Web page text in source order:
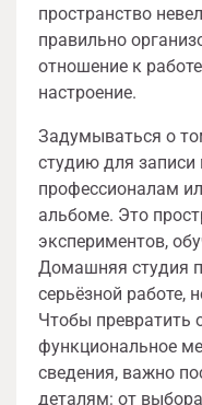
пространство
правильно
отношение к
настроение.
Задумываться о
студию для записи
профессионалам
альбоме. Это
экспериментов,
Домашняя студия
серьёзной работе,
Чтобы превратить
функциональное
сведения, важно
деталям: от